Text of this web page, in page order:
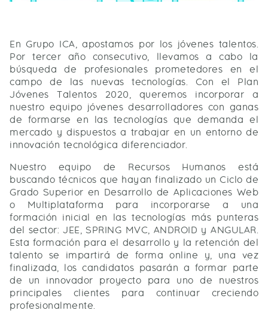
En Grupo ICA, apostamos por los jóvenes talentos.
Por tercer año consecutivo, llevamos a cabo la
búsqueda de profesionales prometedores en el
campo de las nuevas tecnologías. Con el Plan
Jóvenes Talentos 2020, queremos incorporar a
nuestro equipo jóvenes desarrolladores con ganas
de formarse en las tecnologías que demanda el
mercado y dispuestos a trabajar en un entorno de
innovación tecnológica diferenciador.
Nuestro equipo de Recursos Humanos está
buscando técnicos que hayan finalizado un Ciclo de
Grado Superior en Desarrollo de Aplicaciones Web
o Multiplataforma para incorporarse a una
formación inicial en las tecnologías más punteras
del sector: JEE, SPRING MVC, ANDROID y ANGULAR.
Esta formación para el desarrollo y la retención del
talento se impartirá de forma online y, una vez
finalizada, los candidatos pasarán a formar parte
de un innovador proyecto para uno de nuestros
principales clientes para continuar creciendo
profesionalmente.